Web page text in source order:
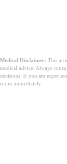
Medical Disclaimer: This
medical advice. Always
decisions. If you are
room immediately.